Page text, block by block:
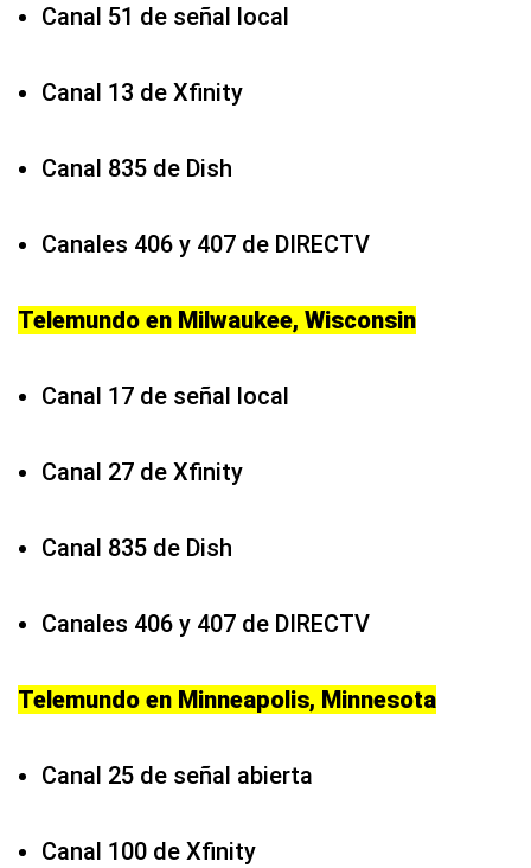
Canal 51 de señal local
Canal 13 de Xfinity
Canal 835 de Dish
Canales 406 y 407 de DIRECTV
Telemundo en Milwaukee, Wisconsin
Canal 17 de señal local
Canal 27 de Xfinity
Canal 835 de Dish
Canales 406 y 407 de DIRECTV
Telemundo en Minneapolis, Minnesota
Canal 25 de señal abierta
Canal 100 de Xfinity